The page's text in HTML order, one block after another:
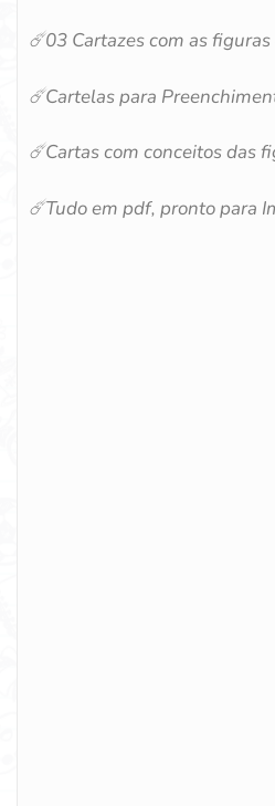
☄️03 Cartazes com as figuras
☄️Cartelas para
☄️Cartas com conceitos das
☄️Tudo em pdf, pronto para